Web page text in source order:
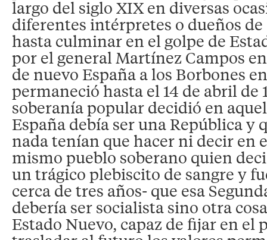
largo del siglo XIX en diversas
diferentes intérpretes o dueños
hasta culminar en el golpe de
por el general Martínez Campos
de nuevo España a los Borbones
permaneció hasta el 14 de abril de
soberanía popular decidió en
España debía ser una República y
nada tenían que hacer ni decir en
mismo pueblo soberano quien
un trágico plebiscito de sangre y
cerca de tres años- que esa
debería ser socialista sino otra
Estado Nuevo, capaz de fijar en el